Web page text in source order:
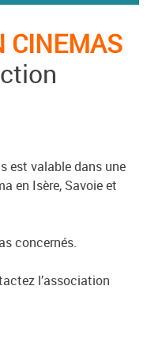
CINEMAS
est valable dans une
en Isère, Savoie et
concernés.
l’association